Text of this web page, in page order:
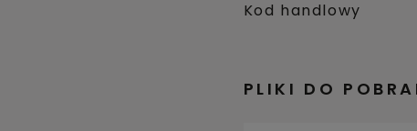
Kod handlowy
PLIKI DO